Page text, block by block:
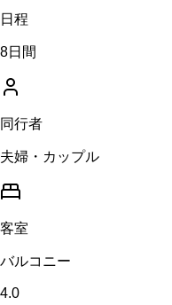
日程
8日間
同行者
夫婦・カップル
客室
バルコニー
4.0